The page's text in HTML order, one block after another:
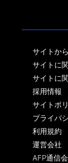
サイトか
サイトに
サイトに
採用情報
サイトポ
プライバ
利用規約
運営会社
AFP通信